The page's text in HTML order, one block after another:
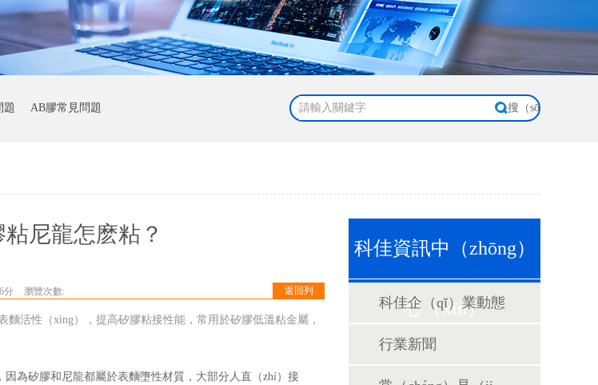
題 AB膠常見問題
尼龍怎麽粘？
返回列
分 瀏覽次數:
活性（xìng），提高矽膠粘接性能，常用於矽膠低溫粘金屬，
為矽膠和尼龍都屬於表麵墮性材質，大部分人直（zhí）接
科佳資訊中（zhōng）
心（xīn）
科佳企（qǐ）業動態
行業新聞